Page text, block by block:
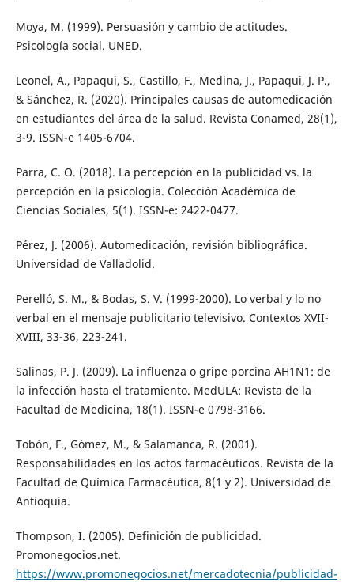
Moya, M. (1999). Persuasión y cambio de actitudes.
Psicología social. UNED.
Leonel, A., Papaqui, S., Castillo, F., Medina, J., Papaqui, J. P.,
& Sánchez, R. (2020). Principales causas de automedicación
en estudiantes del área de la salud. Revista Conamed, 28(1),
3-9. ISSN-e 1405-6704.
Parra, C. O. (2018). La percepción en la publicidad vs. la
percepción en la psicología. Colección Académica de
Ciencias Sociales, 5(1). ISSN-e: 2422-0477.
Pérez, J. (2006). Automedicación, revisión bibliográfica.
Universidad de Valladolid.
Perelló, S. M., & Bodas, S. V. (1999-2000). Lo verbal y lo no
verbal en el mensaje publicitario televisivo. Contextos XVII-
XVIII, 33-36, 223-241.
Salinas, P. J. (2009). La influenza o gripe porcina AH1N1: de
la infección hasta el tratamiento. MedULA: Revista de la
Facultad de Medicina, 18(1). ISSN-e 0798-3166.
Tobón, F., Gómez, M., & Salamanca, R. (2001).
Responsabilidades en los actos farmacéuticos. Revista de la
Facultad de Química Farmacéutica, 8(1 y 2). Universidad de
Antioquia.
Thompson, I. (2005). Definición de publicidad.
Promonegocios.net.
https://www.promonegocios.net/mercadotecnia/publicidad-